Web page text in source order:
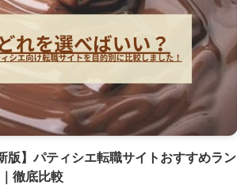
版】パティシエ転職サイトおすすめラン
徹底比較